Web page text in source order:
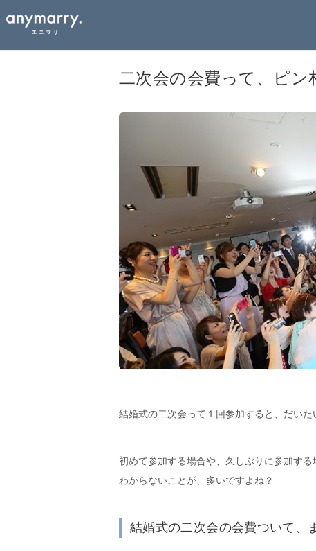
二次会の会費って、ピ
結婚式の二次会って１回参加すると、だい
初めて参加する場合や、久しぶりに参加す
わからないことが、多いですよね？
結婚式の二次会の会費ついて、